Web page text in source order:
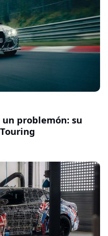
un problemón: su